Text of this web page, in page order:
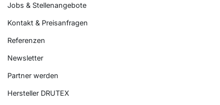
Jobs & Stellenangebote
Kontakt & Preisanfragen
Referenzen
Newsletter
Partner werden
Hersteller DRUTEX